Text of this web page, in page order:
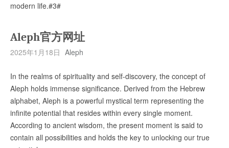
modern life.#3#
Aleph官方网址
2025年1月18日 Aleph
In the realms of spirituality and self-discovery, the concept of
Aleph holds immense significance. Derived from the Hebrew
alphabet, Aleph is a powerful mystical term representing the
infinite potential that resides within every single moment.
According to ancient wisdom, the present moment is said to
contain all possibilities and holds the key to unlocking our true